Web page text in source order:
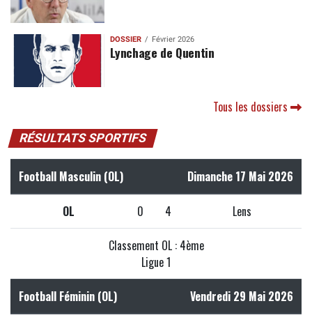
DOSSIER Février 2026
Lynchage de Quentin
Tous les dossiers
RÉSULTATS SPORTIFS
Football Masculin (OL) Dimanche 17 Mai 2026
OL 0 4 Lens
Classement OL : 4ème
Ligue 1
Football Féminin (OL) Vendredi 29 Mai 2026